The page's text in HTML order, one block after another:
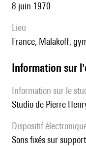
8 juin 1970
lieu
France, Malakoff,
Information sur
Information sur le
Studio de Pierre
Dispositif
sons fixés sur support, spatialisation (dix groupes de haut-